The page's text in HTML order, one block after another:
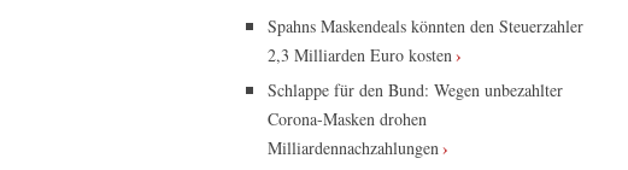
Spahns Maskendeals könnten den Steuerzahler
2,3 Milliarden Euro kosten
Schlappe für den Bund: Wegen unbezahlter
Corona-Masken drohen
Milliardennachzahlungen